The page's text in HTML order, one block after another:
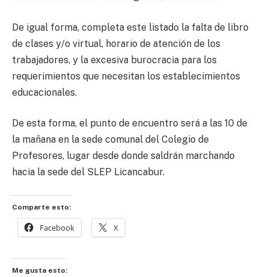
De igual forma, completa este listado la falta de libro
de clases y/o virtual, horario de atención de los
trabajadores, y la excesiva burocracia para los
requerimientos que necesitan los establecimientos
educacionales.
De esta forma, el punto de encuentro será a las 10 de
la mañana en la sede comunal del Colegio de
Profesores, lugar desde donde saldrán marchando
hacia la sede del SLEP Licancabur.
Comparte esto:
Facebook X
Me gusta esto: